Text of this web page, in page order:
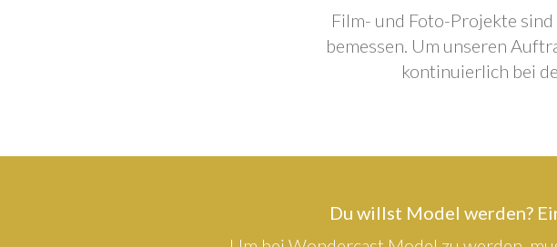
Film- und Foto-Projekte
bemessen. Um unseren
kontinuierlich bei
Du willst Model werden?